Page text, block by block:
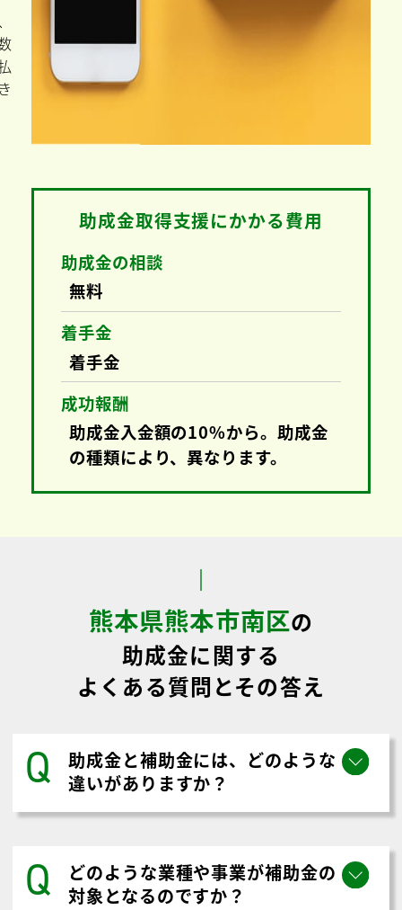
助成金取得支援にかかる費用
助成金の相談
無料
着手金
着手金
成功報酬
助成金入金額の10%から。助成金
の種類により、異なります。
熊本県熊本市南区の
助成金に関する
よくある質問とその答え
Q
助成金と補助金には、どのような
違いがありますか？
Q
どのような業種や事業が補助金の
対象となるのですか？